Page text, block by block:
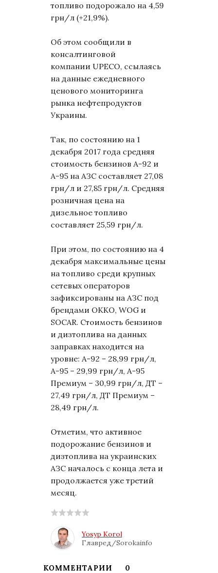
топливо подорожало на 4,59
грн/л (+21,9%).
Об этом сообщили в
консалтинговой
компании UPECO, ссылаясь
на данные ежедневного
ценового мониторинга
рынка нефтепродуктов
Украины.
Так, по состоянию на 1
декабря 2017 года средняя
стоимость бензинов А-92 и
А-95 на АЗС составляет 27,08
грн/л и 27,85 грн/л. Средняя
розничная цена на
дизельное топливо
составляет 25,59 грн/л.
При этом, по состоянию на 4
декабря максимальные цены
на топливо среди крупных
сетевых операторов
зафиксированы на АЗС под
брендами OKKO, WOG и
SOCAR. Стоимость бензинов
и дизтоплива на данных
заправках находится на
уровне: А-92 – 28,99 грн/л,
А-95 – 29,99 грн/л, А-95
Премиум – 30,99 грн/л, ДТ –
27,49 грн/л, ДТ Премиум –
28,49 грн/л.
Отметим, что активное
подорожание бензинов и
дизтоплива на украинских
АЗС началось с конца лета и
продолжается уже третий
месяц.
Yosyp Korol
Главред/Sorokainfo
КОММЕНТАРИИ 0